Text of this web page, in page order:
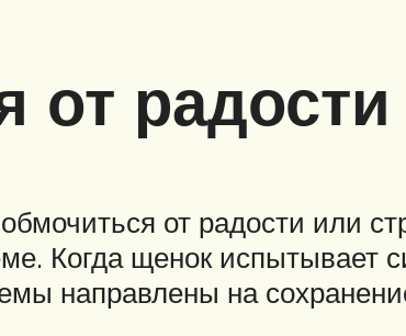
от
от радости или
Когда щенок испытывает
направлены на